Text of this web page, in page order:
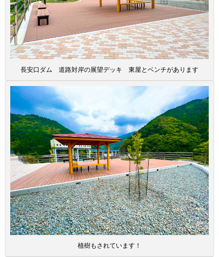
長安口ダム 道路対岸の展望デッキ 東屋とベンチがあります
植樹もされています！